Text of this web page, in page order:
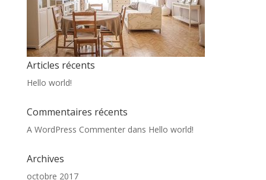
Articles récents
Hello world!
Commentaires récents
A WordPress Commenterdans Hello world!
Archives
octobre 2017